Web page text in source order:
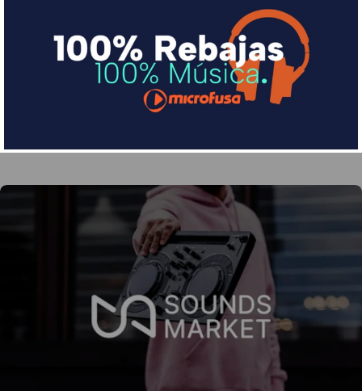
Financia tus compras con Sequra
Divide en 3 sin coste o hasta en 18 meses por una
pequeña cuota al mes con Sequra
Más info